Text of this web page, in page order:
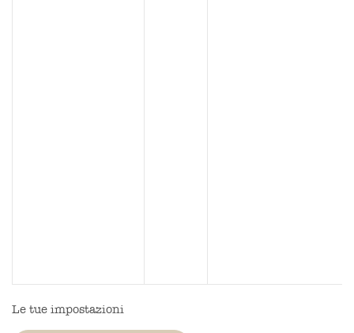
Le tue impostazioni